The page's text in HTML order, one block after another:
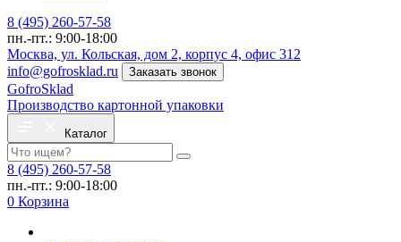
8 (495) 260-57-58
пн.-пт.: 9:00-18:00
Москва, ул. Кольская, дом 2, корпус 4, офис 312
info@gofrosklad.ru
Заказать звонок
GofroSklad
Производство картонной упаковки
Каталог
8 (495) 260-57-58
пн.-пт.: 9:00-18:00
0 Корзина